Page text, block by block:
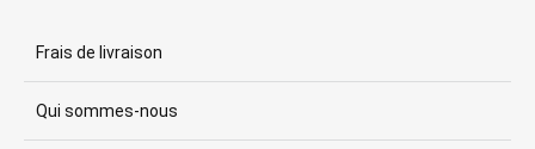
Frais de livraison
Qui sommes-nous